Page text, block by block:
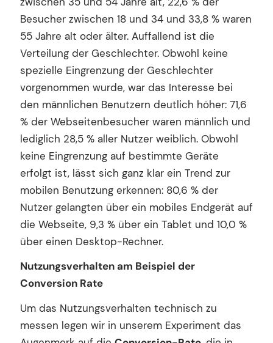
Besucher zwischen 18 und 34 und 33,8 % waren
55 Jahre alt oder älter. Auffallend ist die
Verteilung der Geschlechter. Obwohl keine
spezielle Eingrenzung der Geschlechter
vorgenommen wurde, war das Interesse bei
den männlichen Benutzern deutlich höher: 71,6
% der Webseitenbesucher waren männlich und
lediglich 28,5 % aller Nutzer weiblich. Obwohl
keine Eingrenzung auf bestimmte Geräte
erfolgt ist, lässt sich ganz klar ein Trend zur
mobilen Benutzung erkennen: 80,6 % der
Nutzer gelangten über ein mobiles Endgerät auf
die Webseite, 9,3 % über ein Tablet und 10,0 %
über einen Desktop-Rechner.
Nutzungsverhalten am Beispiel der
Conversion Rate
Um das Nutzungsverhalten technisch zu
messen legen wir in unserem Experiment das